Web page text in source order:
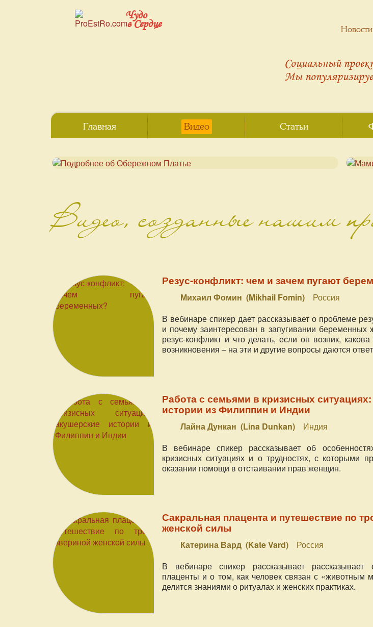
Чудо
в Сердце
Социальный
Мы
Видео, созданные нашим
Резус-конфликт: чем и зачем пугают
Михаил Фомин (Mikhail Fomin)
Россия
В вебинаре спикер дает рассказывает о проблеме
и почему заинтересован в запугивании
резус-конфликт и что делать, если он возник,
возникновения – на эти и другие вопросы даются
Работа с семьями в кризисных
истории из Филиппин и Индии
Лайна Дункан (Lina Dunkan)
Индия
В вебинаре спикер рассказывает об
кризисных ситуациях и о трудностях, с которыми
оказании помощи в отстаивании прав женщин.
Сакральная плацента и путешествие по
женской силы
Катерина Вард (Kate Vard)
Россия
В вебинаре спикер рассказывает
плаценты и о том, как человек связан с «животным
делится знаниями о ритуалах и женских практиках.
Новости
Главная Видео Статьи